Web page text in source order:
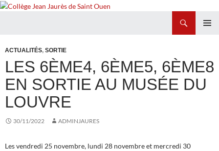
CONTENU
ACTUALITÉS, SORTIE
LES 6ÈME4, 6ÈME5, 6ÈME8
EN SORTIE AU MUSÉE DU
LOUVRE
30/11/2022 ADMINJAURES
Les vendredi 25 novembre, lundi 28 novembre et mercredi 30